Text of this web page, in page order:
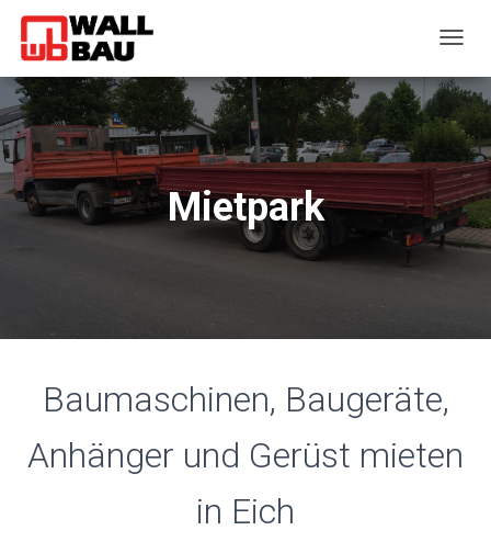
O
G
G
L
E
N
A
V
I
Mietpark
Baumaschinen, Baugeräte,
Anhänger und Gerüst mieten
in Eich